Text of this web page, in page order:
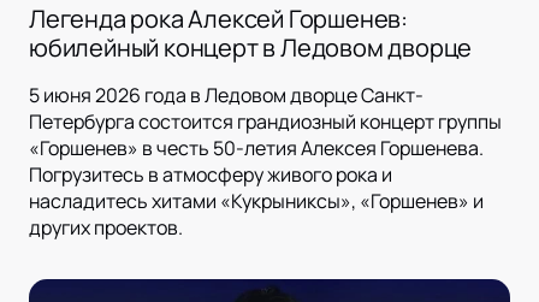
Легенда рока Алексей Горшенев:
юбилейный концерт в Ледовом дворце
5 июня 2026 года в Ледовом дворце Санкт-
Петербурга состоится грандиозный концерт группы
«Горшенев» в честь 50-летия Алексея Горшенева.
Погрузитесь в атмосферу живого рока и
насладитесь хитами «Кукрыниксы», «Горшенев» и
других проектов.